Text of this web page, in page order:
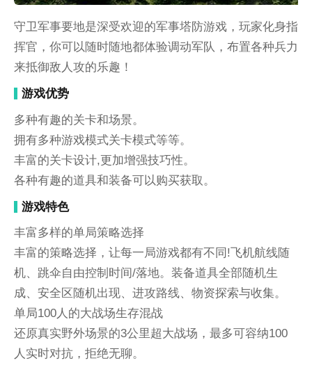
守卫军事要地是深受欢迎的军事塔防游戏，玩家化身指
挥官，你可以随时随地都体验调动军队，布置各种兵力
来抵御敌人攻的乐趣！
游戏优势
多种有趣的关卡和场景。
拥有多种游戏模式关卡模式等等。
丰富的关卡设计,更加增强技巧性。
各种有趣的道具和装备可以购买获取。
游戏特色
丰富多样的单局策略选择
丰富的策略选择，让每一局游戏都有不同!飞机航线随
机、跳伞自由控制时间/落地。装备道具全部随机生
成、安全区随机出现、进攻路线、物资探索与收集。
单局100人的大战场生存混战
还原真实野外场景的3公里超大战场，最多可容纳100
人实时对抗，拒绝无聊。